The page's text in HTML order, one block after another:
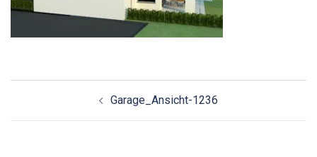
Garage_Ansicht-1236